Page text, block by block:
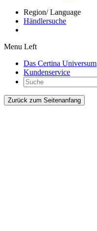
Region/ Language
Händlersuche
Menu Left
Das Certina Universum
Kundenservice
Zurück zum Seitenanfang